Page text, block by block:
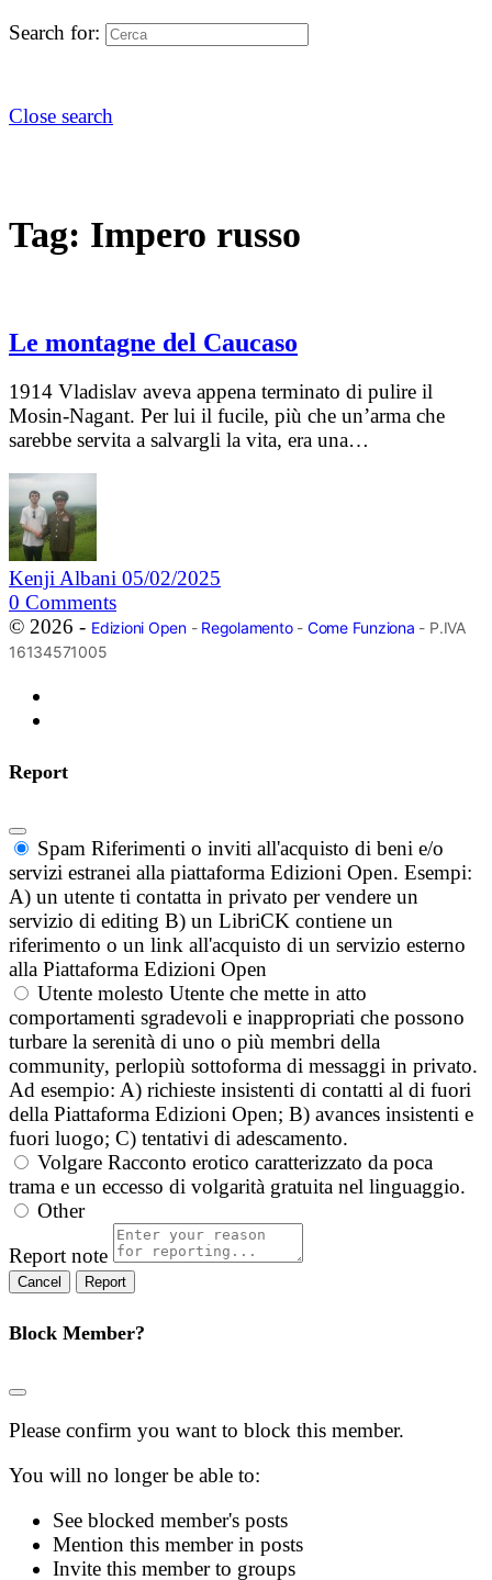
Search for:
Close search
Tag: Impero russo
Le montagne del Caucaso
1914 Vladislav aveva appena terminato di pulire il
Mosin-Nagant. Per lui il fucile, più che un’arma che
sarebbe servita a salvargli la vita, era una…
Kenji Albani 05/02/2025
0 Comments
© 2026 - Edizioni Open- Regolamento- Come Funziona - P.IVA
16134571005
Report
Spam Riferimenti o inviti all'acquisto di beni e/o
servizi estranei alla piattaforma Edizioni Open. Esempi:
A) un utente ti contatta in privato per vendere un
servizio di editing B) un LibriCK contiene un
riferimento o un link all'acquisto di un servizio esterno
alla Piattaforma Edizioni Open
Utente molesto Utente che mette in atto
comportamenti sgradevoli e inappropriati che possono
turbare la serenità di uno o più membri della
community, perlopiù sottoforma di messaggi in privato.
Ad esempio: A) richieste insistenti di contatti al di fuori
della Piattaforma Edizioni Open; B) avances insistenti e
fuori luogo; C) tentativi di adescamento.
Volgare Racconto erotico caratterizzato da poca
trama e un eccesso di volgarità gratuita nel linguaggio.
Other
Report note
Report
Block Member?
Please confirm you want to block this member.
You will no longer be able to:
See blocked member's posts
Mention this member in posts
Invite this member to groups